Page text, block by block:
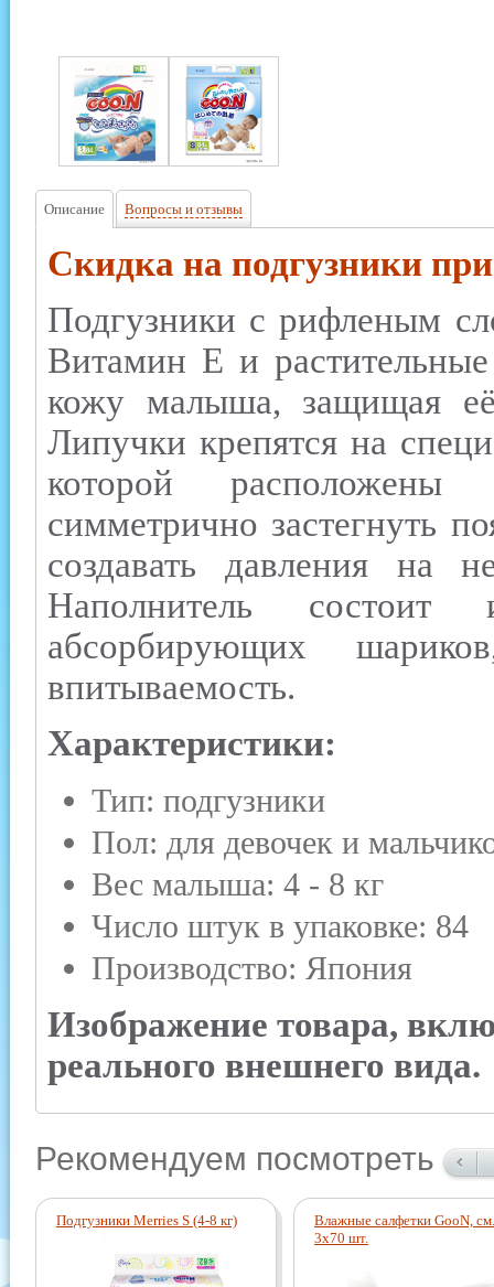
Описание Вопросы и отзывы
Скидка на подгузники
Подгузники с рифленым
Витамин Е и
кожу малыша, защищая
Липучки крепятся на
которой расположены
симметрично застегнуть
создавать давления на
Наполнитель
абсорбирующих
впитываемость.
Характеристики:
Тип: подгузники
Пол: для девочек и
Вес малыша: 4 - 8 кг
Число штук в упаковке: 84
Производство: Япония
Изображение товара,
реального внешнего вида.
Рекомендуем посмотреть
Подгузники Merries S (4-8 кг)
Влажные салфетки GooN,
3x70 шт.